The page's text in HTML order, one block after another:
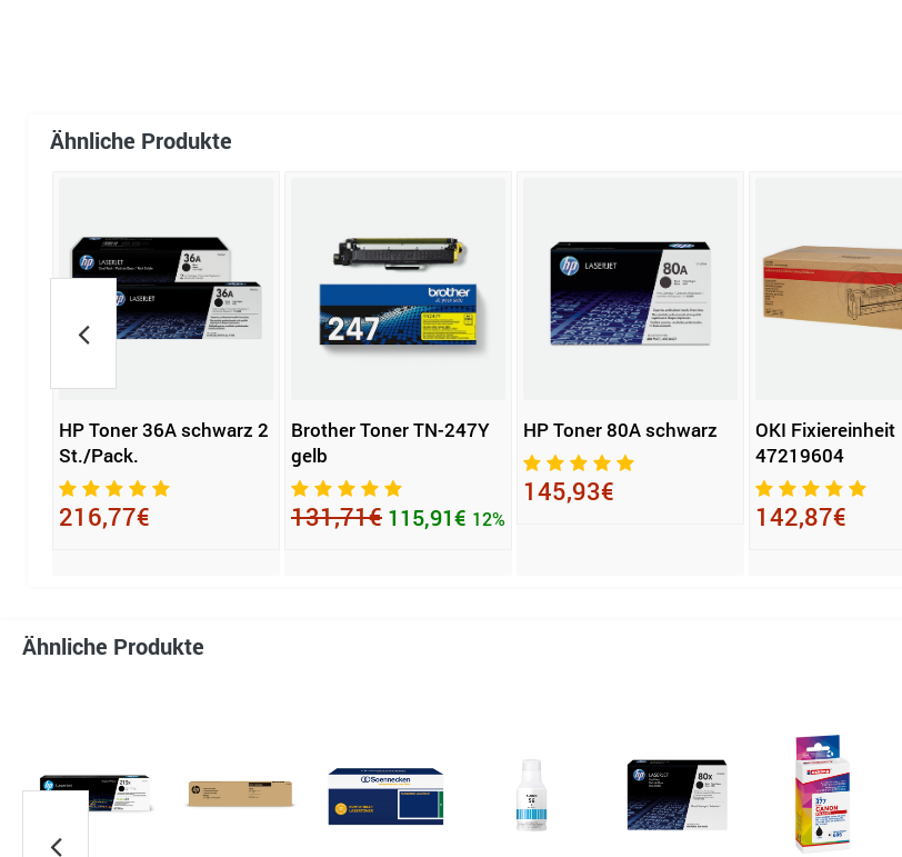
Ähnliche Produkte
HP Toner 36A schwarz 2
St./Pack.
216,77€
Brother Toner TN-247Y
gelb
131,71€ 115,91€ 12%
HP Toner 80A schwarz
145,93€
OKI Fixiereinheit
47219604
142,87€
Ähnliche Produkte